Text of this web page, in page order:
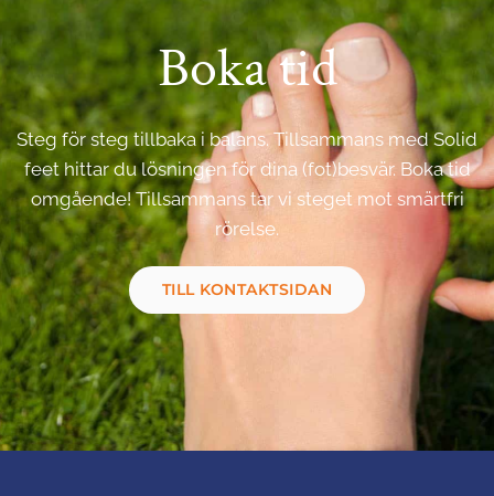
Boka tid
Steg för steg tillbaka i balans. Tillsammans med Solid
feet hittar du lösningen för dina (fot)besvär. Boka tid
omgående! Tillsammans tar vi steget mot smärtfri
rörelse.
TILL KONTAKTSIDAN